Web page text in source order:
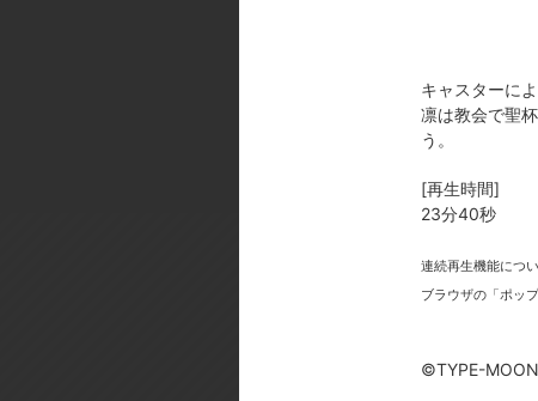
オープニングテーマ
ola Japan)／1stエンディングテ
今
キャスターに
凛は教会で聖
う。
[再生時間]
23分40秒
連続再生機能につい
ブラウザの「ポッ
©TYPE-